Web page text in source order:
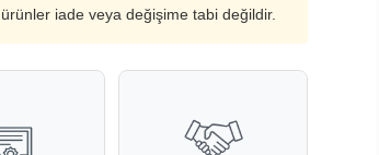
ürünler iade veya değişime tabi değildir.